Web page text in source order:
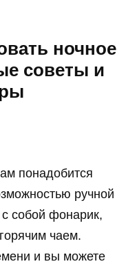
ночное
советы и
понадобится
ручной
собой фонарик,
чаем.
и вы можете